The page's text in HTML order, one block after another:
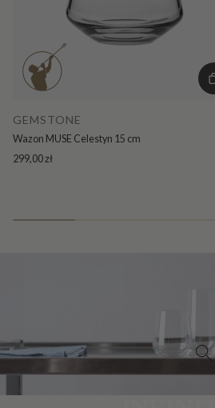
GEMSTONE
Wazon MUSE Celestyn 15 cm
299,00 zł